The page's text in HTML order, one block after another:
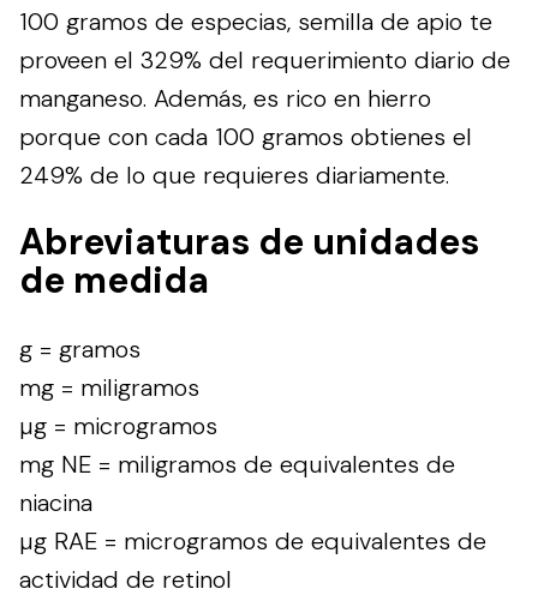
100 gramos de especias, semilla de apio te
proveen el 329% del requerimiento diario de
manganeso. Además, es rico en hierro
porque con cada 100 gramos obtienes el
249% de lo que requieres diariamente.
Abreviaturas de unidades
de medida
g = gramos
mg = miligramos
µg = microgramos
mg NE = miligramos de equivalentes de
niacina
µg RAE = microgramos de equivalentes de
actividad de retinol